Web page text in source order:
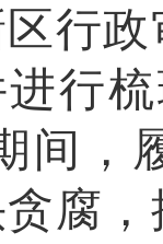
区行
行
间，
腐